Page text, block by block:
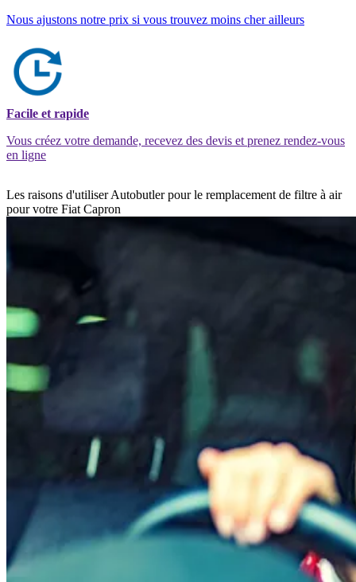
Nous ajustons notre prix si vous trouvez moins cher ailleurs
Facile et rapide
Vous créez votre demande, recevez des devis et prenez rendez-vous
en ligne
Les raisons d'utiliser Autobutler pour le remplacement de filtre à air
pour votre Fiat Capron